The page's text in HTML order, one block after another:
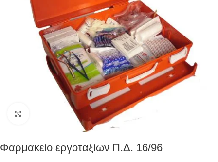
Click to enlarge
Φαρμακείο εργοταξίων Π.Δ. 16/96